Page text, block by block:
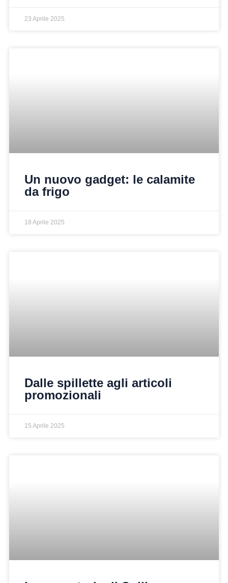
23 Aprile 2025
Un nuovo gadget: le calamite
da frigo
18 Aprile 2025
Dalle spillette agli articoli
promozionali
15 Aprile 2025